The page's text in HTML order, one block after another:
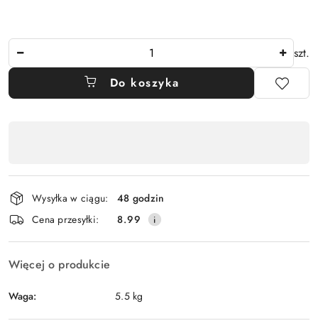
szt.
Do koszyka
płatność
i
dostawa
Wysyłka w ciągu:
48 godzin
Cena przesyłki:
8.99
Więcej o produkcie
Waga: 5.5 kg